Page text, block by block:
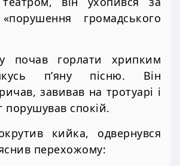
громадського
почав горлати хрипким
п’яну пісню. Він
завивав на тротуарі і
порушував спокій.
кийка, одвернувся
перехожому: